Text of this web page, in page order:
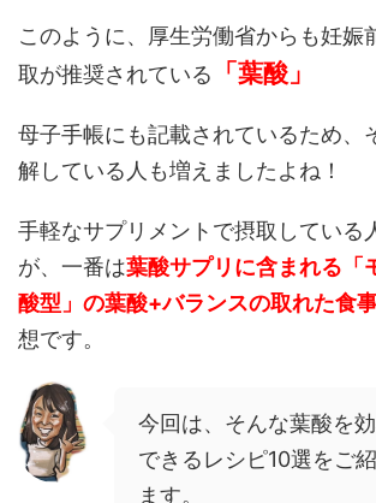
このように、厚生労働省からも妊娠
取が推奨されている
「葉酸」
母子手帳にも記載されているため、
解している人も増えましたよね！
手軽なサプリメントで摂取している
が、一番は葉酸サプリに含まれる「
酸型」の葉酸+バランスの取れた食
想です。
今回は、そんな葉酸を
できるレシピ10選をご
ます。